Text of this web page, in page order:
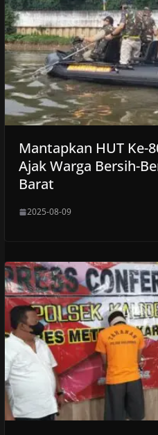
Mantapkan HUT Ke-
Ajak Warga Bersih-
Barat
2025-08-09